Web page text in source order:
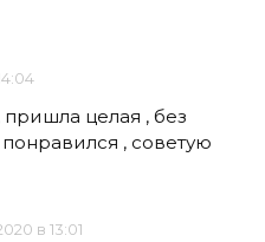
пришла целая , без
, советую
в 13:01